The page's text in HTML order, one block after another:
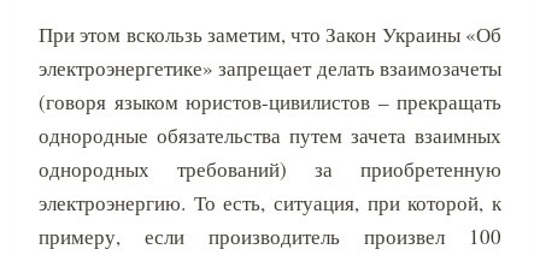
При этом вскользь заметим, что Закон Украины «Об
электроэнергетике» запрещает делать взаимозачеты
(говоря языком юристов-цивилистов – прекращать
однородные обязательства путем зачета взаимных
однородных требований) за приобретенную
электроэнергию. То есть, ситуация, при которой, к
примеру, если производитель произвел 100